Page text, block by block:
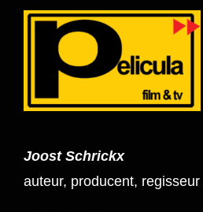
Joost Schrickx
auteur, producent,